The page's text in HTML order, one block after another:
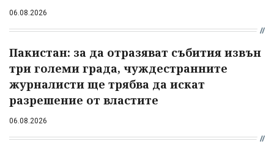
06.08.2026
Пакистан: за да отразяват събития извън
три големи града, чуждестранните
журналисти ще трябва да искат
разрешение от властите
06.08.2026